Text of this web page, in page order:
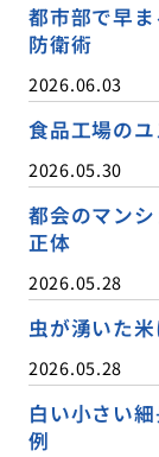
都市部で早
防衛術
2026.06.03
食品工場の
2026.05.30
都会のマン
正体
2026.05.28
虫が湧いた
2026.05.28
白い小さい
例